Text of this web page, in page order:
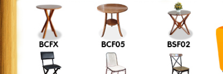
Ghế Ăn nhập khẩu ELLA - Mã
SP: GNK05
Liên hệ